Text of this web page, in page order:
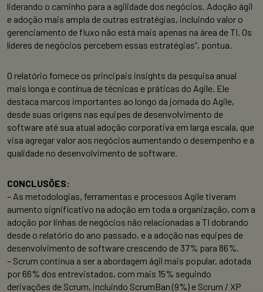
liderando o caminho para a agilidade dos negócios. Adoção ágil
e adoção mais ampla de outras estratégias, incluindo valor o
gerenciamento de fluxo não está mais apenas na área de TI. Os
líderes de negócios percebem essas estratégias”, pontua.
O relatório fornece os principais insights da pesquisa anual
mais longa e contínua de técnicas e práticas do Agile. Ele
destaca marcos importantes ao longo da jornada do Agile,
desde suas origens nas equipes de desenvolvimento de
software até sua atual adoção corporativa em larga escala, que
visa agregar valor aos negócios aumentando o desempenho e a
qualidade no desenvolvimento de software.
CONCLUSÕES:
– As metodologias, ferramentas e processos Agile tiveram
aumento significativo na adoção em toda a organização, com a
adoção por linhas de negócios não relacionadas a TI dobrando
desde o relatório do ano passado, e a adoção nas equipes de
desenvolvimento de software crescendo de 37% para 86%.
– Scrum continua a ser a abordagem ágil mais popular, adotada
por 66% dos entrevistados, com mais 15% seguindo
derivações de Scrum, incluindo ScrumBan (9%) e Scrum / XP